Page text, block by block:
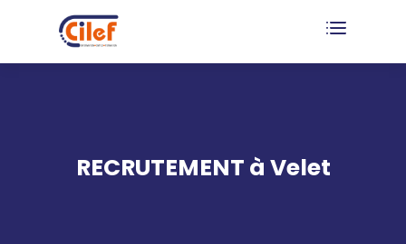
RECRUTEMENT à Velet